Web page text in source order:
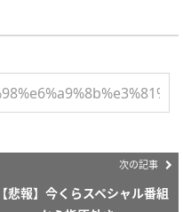
次の記事
【悲報】今くらスペシャル番組